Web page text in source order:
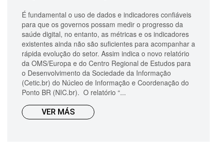
É fundamental o uso de dados e indicadores confiáveis
para que os governos possam medir o progresso da
saúde digital, no entanto, as métricas e os indicadores
existentes ainda não são suficientes para acompanhar a
rápida evolução do setor. Assim indica o novo relatório
da OMS/Europa e do Centro Regional de Estudos para
o Desenvolvimento da Sociedade da Informação
(Cetic.br) do Núcleo de Informação e Coordenação do
Ponto BR (NIC.br). O relatório “...
VER MÁS